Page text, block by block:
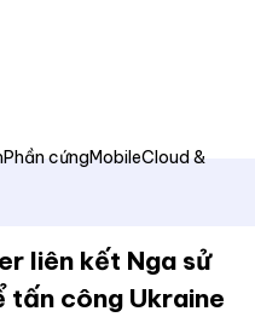
Phần cứngMobileCloud &
liên kết Nga sử
tấn công Ukraine